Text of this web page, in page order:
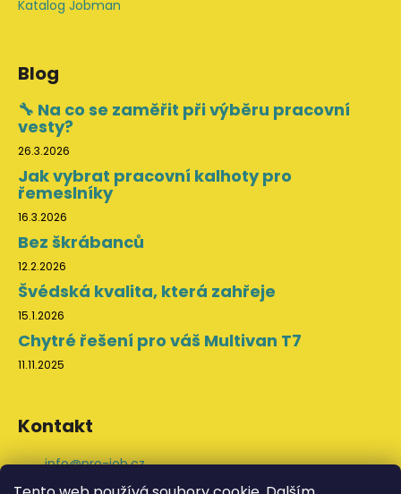
Katalog Jobman
Blog
🔧 Na co se zaměřit při výběru pracovní
vesty?
26.3.2026
Jak vybrat pracovní kalhoty pro
řemeslníky
16.3.2026
Bez škrábanců
12.2.2026
Švédská kvalita, která zahřeje
15.1.2026
Chytré řešení pro váš Multivan T7
11.11.2025
Kontakt
info@pro-job.cz
+420 776 202 043